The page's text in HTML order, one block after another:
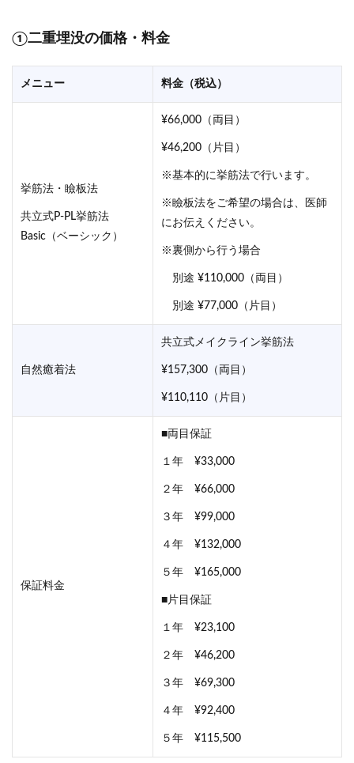
①二重埋没の価格・料金
メニュー 料金（税込）
挙筋法・瞼板法
共立式P-PL挙筋法
Basic（ベーシック）
¥66,000（両目）
¥46,200（片目）
※基本的に挙筋法で行います。
※瞼板法をご希望の場合は、医師
にお伝えください。
※裏側から行う場合
別途 ¥110,000（両目）
別途 ¥77,000（片目）
自然癒着法
共立式メイクライン挙筋法
¥157,300（両目）
¥110,110（片目）
保証料金
■両目保証
１年 ¥33,000
２年 ¥66,000
３年 ¥99,000
４年 ¥132,000
５年 ¥165,000
■片目保証
１年 ¥23,100
２年 ¥46,200
３年 ¥69,300
４年 ¥92,400
５年 ¥115,500